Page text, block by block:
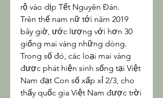
rộ vào dịp Tết Nguyên Đán.
Trên thế nam nữ tới năm 2019
bây giờ, ước lượng với hơn 30
giống mai vàng những dòng.
Trong số đó, các loại mai vàng
được phát hiện sinh sống tại Việt
Nam đạt Con số xấp xỉ 2/3, cho
thấy quốc gia Việt Nam được trời